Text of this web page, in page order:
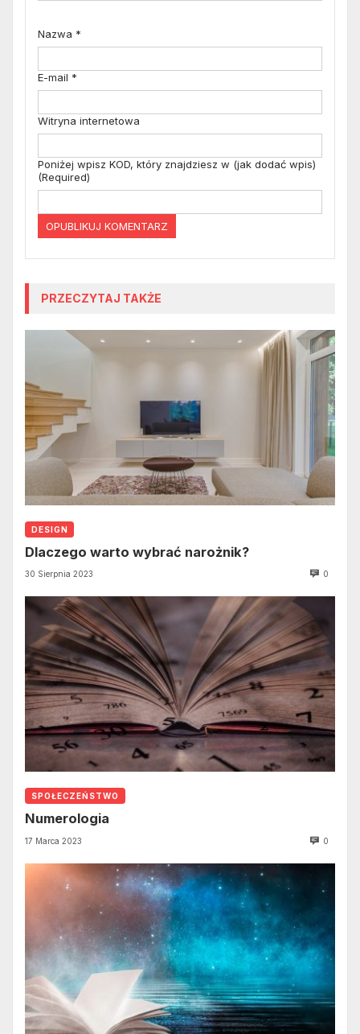
Nazwa *
E-mail *
Witryna internetowa
Poniżej wpisz KOD, który znajdziesz w (jak dodać wpis)
(Required)
PRZECZYTAJ TAKŻE
DESIGN
Dlaczego warto wybrać narożnik?
30 Sierpnia 2023 0
SPOŁECZEŃSTWO
Numerologia
17 Marca 2023 0